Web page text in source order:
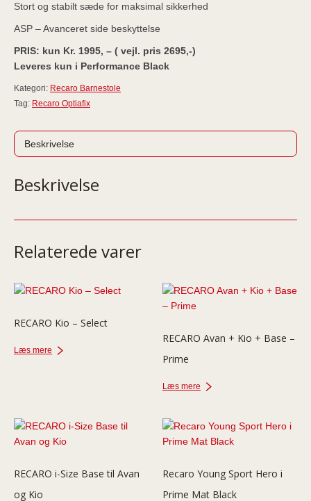
Stort og stabilt sæde for maksimal sikkerhed
ASP – Avanceret side beskyttelse
PRIS: kun Kr. 1995, – ( vejl. pris 2695,-)
Leveres kun i Performance Black
Kategori: Recaro Barnestole
Tag: Recaro Optiafix
Beskrivelse
Beskrivelse
Relaterede varer
RECARO Kio – Select
Læs mere
RECARO Avan + Kio + Base –
Prime
Læs mere
RECARO i-Size Base til Avan
og Kio
Recaro Young Sport Hero i
Prime Mat Black